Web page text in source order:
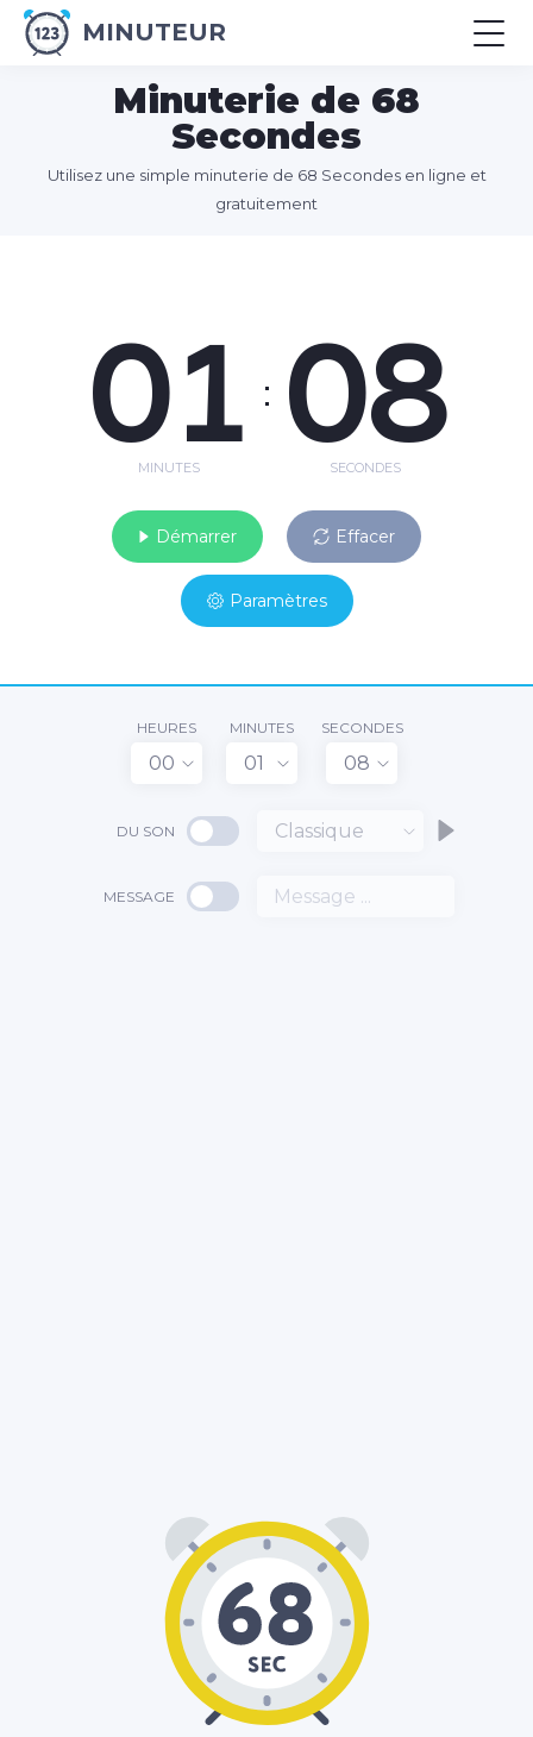
MINUTEUR
Minuterie de 68
Secondes
Utilisez une simple minuterie de 68 Secondes en ligne et
gratuitement
01
MINUTES
: 08
SECONDES
Démarrer Effacer
Paramètres
HEURES
00
MINUTES
01
SECONDES
08
DU SON Classique
MESSAGE
01 : 08